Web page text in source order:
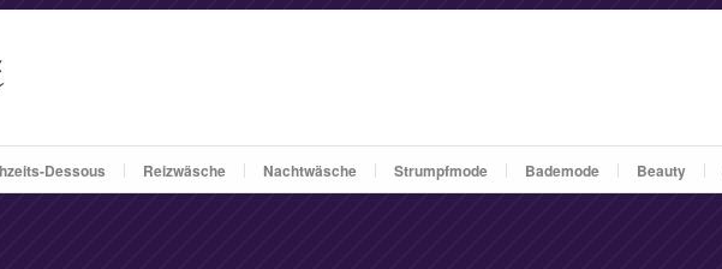
Dessous Reizwäsche Nachtwäsche Strumpfmode Bademode Beauty